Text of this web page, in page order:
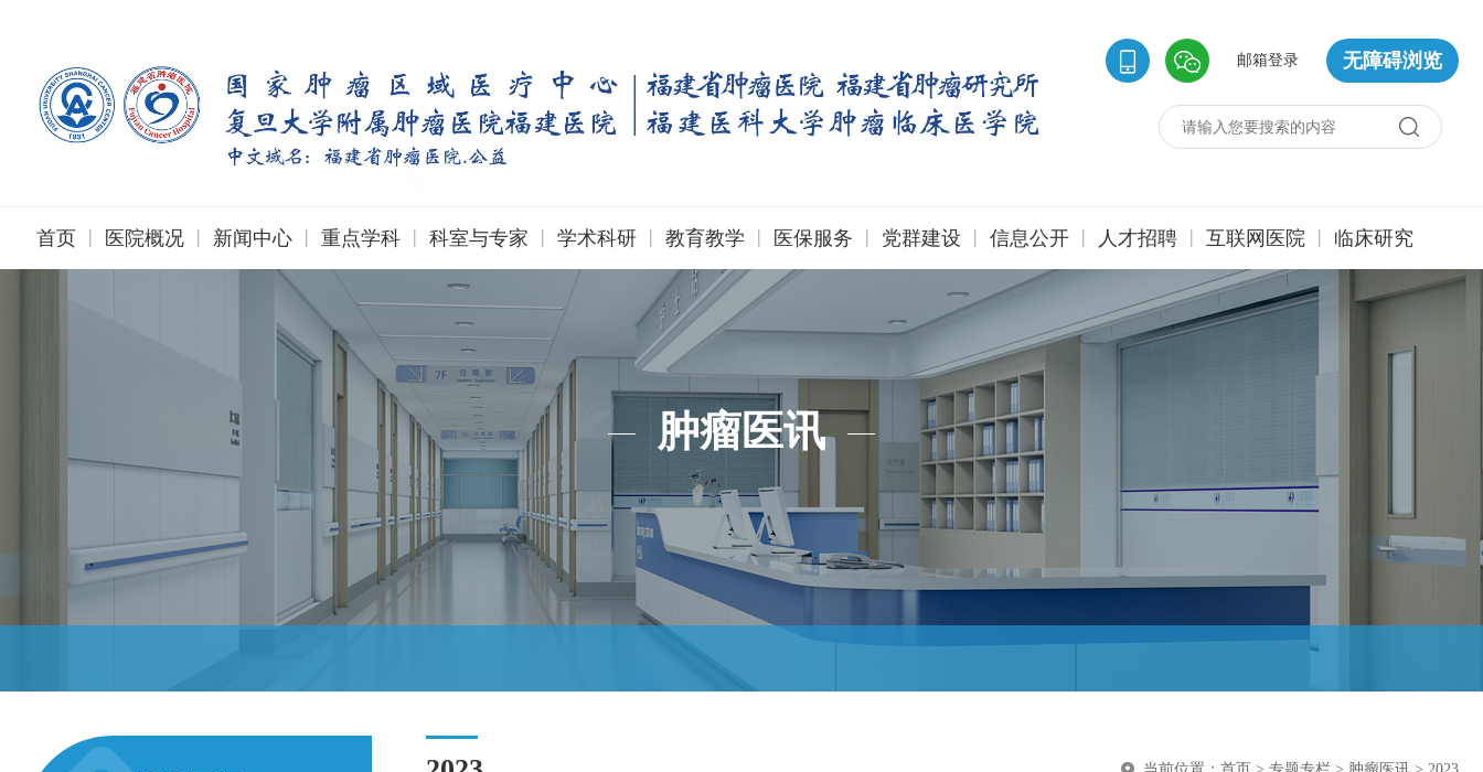
无障碍浏览
邮箱登录
首页 | 医院概况 | 新闻中心 | 重点学科 | 科室与专家 | 学术科研 | 教育教学 | 医保服务 | 党群建设 | 信息公开 | 人才招聘 | 互联网医院 | 临床研究
肿瘤医讯